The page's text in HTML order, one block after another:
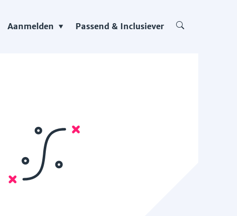
Aanmelden Passend & Inclusiever